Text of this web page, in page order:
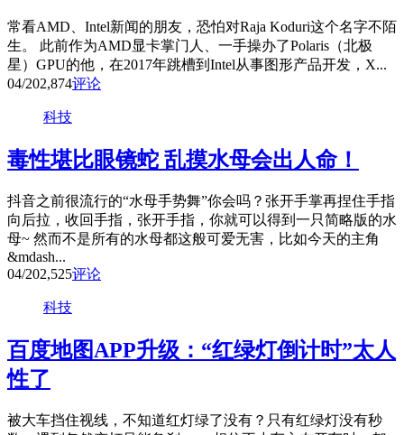
常看AMD、Intel新闻的朋友，恐怕对Raja Koduri这个名字不陌
生。 此前作为AMD显卡掌门人、一手操办了Polaris（北极
星）GPU的他，在2017年跳槽到Intel从事图形产品开发，X...
04/202,874评论
科技
毒性堪比眼镜蛇 乱摸水母会出人命！
抖音之前很流行的“水母手势舞”你会吗？张开手掌再捏住手指
向后拉，收回手指，张开手指，你就可以得到一只简略版的水
母~ 然而不是所有的水母都这般可爱无害，比如今天的主角
&mdash...
04/202,525评论
科技
百度地图APP升级：“红绿灯倒计时”太人
性了
被大车挡住视线，不知道红灯绿了没有？只有红绿灯没有秒